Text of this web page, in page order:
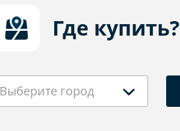
Где купить?
Выберите город